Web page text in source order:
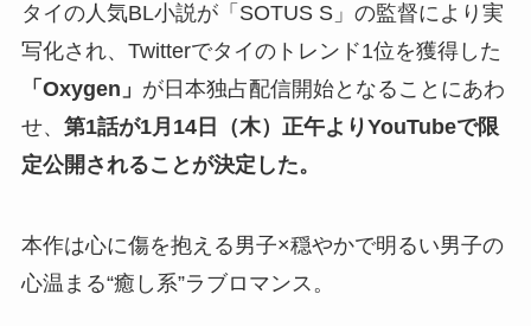
タイの人気BL小説が「SOTUS S」の監督により実
写化され、Twitterでタイのトレンド1位を獲得した
「Oxygen」 が日本独占配信開始となることにあわ
せ、 第1話が1⽉14⽇（木）正午よりYouTubeで限
定公開されることが決定した。
本作は心に傷を抱える男子×穏やかで明るい男子の
心温まる“癒し系”ラブロマンス。